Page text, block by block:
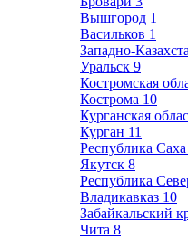
Вышгород 1
Васильков 1
Западно-
Уральск 9
Костромская
Кострома 10
Курганская
Курган 11
Республика
Якутск 8
Республика
Владикавказ 10
Забайкальский
Чита 8